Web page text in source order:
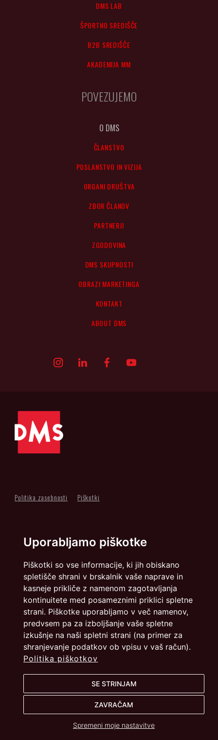
Uporabljamo piškotke
Piškotki so vse informacije, ki jih obiskano
spletišče shrani v brskalnik vaše naprave in
kasneje prikliče z namenom zagotavljanja
kontinuitete med posameznimi priklici spletne
strani. Piškotke uporabljamo v več namenov,
predvsem pa za izboljšanje vaše spletne
izkušnje na naši spletni strani (na primer za
shranjevanje podatkov ob vpisu v vaš račun).
Politika piškotkov
SE STRINJAM
ZAVRAČAM
Spremeni moje nastavitve
DMS LAB
ŠPORTNO SREDIŠČE
B2B SREDIŠČE
AKADEMIJA MM
POVEZUJEMO
O DMS
ČLANSTVO
POSLANSTVO IN VIZIJA
ORGANI DRUŠTVA
ZBOR ČLANOV
PARTNERJI
ZGODOVINA
DMS SKUPNOSTI
OBRAZI MARKETINGA
KONTAKT
ABOUT DMS
Politika zasebnosti Piškotki
Društvo za marketing Slovenije - DMS | Dimičeva ulica 13 |
1000 Ljubljana
Načrtovanje in izvedba: Vareo